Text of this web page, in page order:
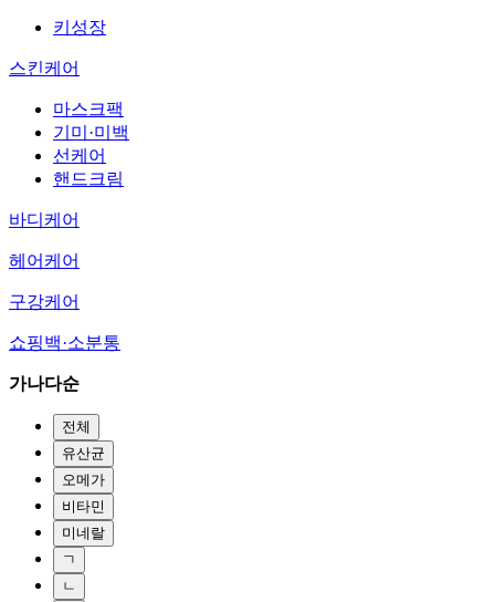
키성장
스킨케어
마스크팩
기미·미백
선케어
핸드크림
바디케어
헤어케어
구강케어
쇼핑백·소분통
가나다순
전체
유산균
오메가
비타민
미네랄
ㄱ
ㄴ